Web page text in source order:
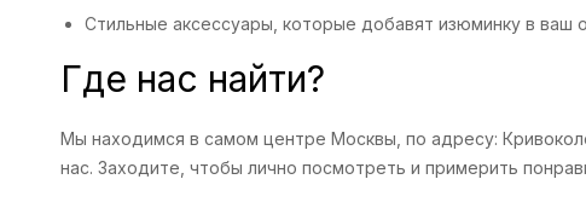
Стильные аксессуары, которые добавят изюминку в ваш
Где нас найти?
Мы находимся в самом центре Москвы, по адресу:
нас. Заходите, чтобы лично посмотреть и примерить